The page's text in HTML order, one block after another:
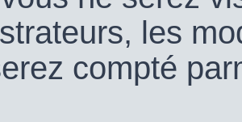
les
compté